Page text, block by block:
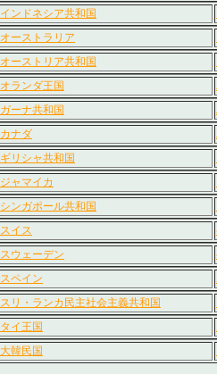
インドネシア共和国
オーストラリア
オーストリア共和国
オランダ王国
ガーナ共和国
カナダ
ギリシャ共和国
ジャマイカ
シンガポール共和国
スイス
スウェーデン
スペイン
スリ・ランカ民主社会主義共和国
タイ王国
大韓民国